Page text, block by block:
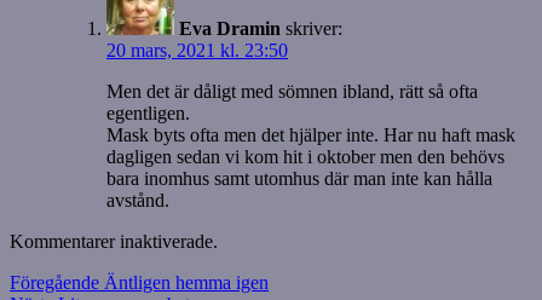
Eva Dramin skriver:
20 mars, 2021 kl. 23:50
Men det är dåligt med sömnen ibland, rätt så ofta
egentligen.
Mask byts ofta men det hjälper inte. Har nu haft mask
dagligen sedan vi kom hit i oktober men den behövs
bara inomhus samt utomhus där man inte kan hålla
avstånd.
Kommentarer inaktiverade.
Inläggsnavigering
Föregående Föregående
Äntligen hemma igen